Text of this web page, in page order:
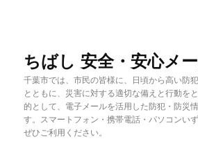
ちばし 安全・安心メ
千葉市では、市民の皆様に、日頃から高い防
とともに、災害に対する適切な備えと行動を
的として、電子メールを活用した防犯・防災
す。スマートフォン・携帯電話・パソコンい
ぜひご利用ください。